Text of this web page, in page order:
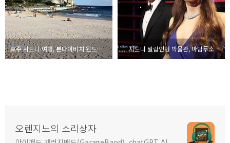
호주 시드니 여행, 본다이비치 윈드서핑 시드니 밀랍인형 박물관, 마담투소
오렌지노의 소리상자